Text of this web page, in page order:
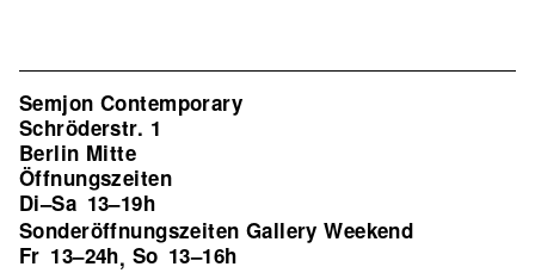
Semjon Contemporary
Schröderstr. 1
Berlin Mitte
Öffnungszeiten
Di–Sa 13–19h
Sonderöffnungszeiten Gallery Weekend
Fr 13–24h, So 13–16h